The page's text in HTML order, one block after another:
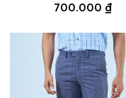
700.000 ₫